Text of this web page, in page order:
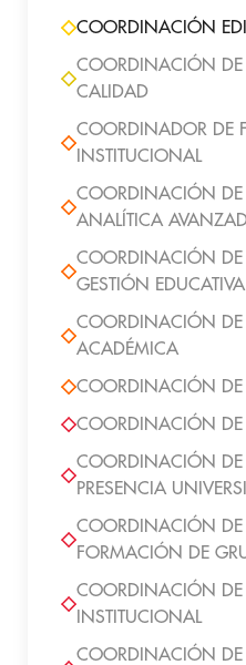
COORDINACIÓN
COORDINACIÓN DE
CALIDAD
COORDINADOR DE
INSTITUCIONAL
COORDINACIÓN DE
ANALÍTICA
COORDINACIÓN DE
GESTIÓN EDUCATIVA
COORDINACIÓN DE
ACADÉMICA
COORDINACIÓN DE
COORDINACIÓN DE
COORDINACIÓN DE
PRESENCIA
COORDINACIÓN DE
FORMACIÓN DE
COORDINACIÓN DE
INSTITUCIONAL
COORDINACIÓN DE